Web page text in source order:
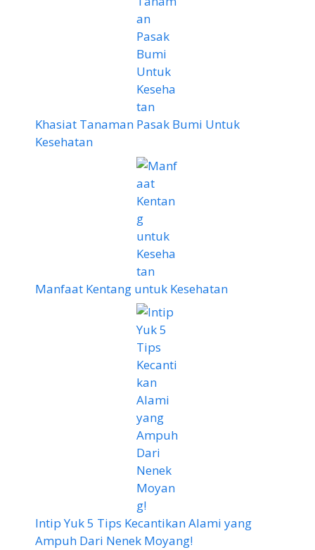
Khasiat Tanaman Pasak Bumi Untuk
Kesehatan
Manfaat Kentang untuk Kesehatan
Intip Yuk 5 Tips Kecantikan Alami yang
Ampuh Dari Nenek Moyang!